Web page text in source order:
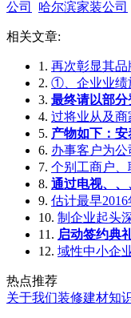
公司
哈尔滨家装公司
相关文章:
1. 再次彰显其
2. ①、企业业绩
3. 最终请以部
4. 过将业从及商
5. 产物如下：
6. 办事客户为
7. 个别工商户
8. 通过电视、
9. 估计最早
10. 制企业起头
11. 启动签约典
12. 域性中小企
热点推荐
关于我们装修建材知